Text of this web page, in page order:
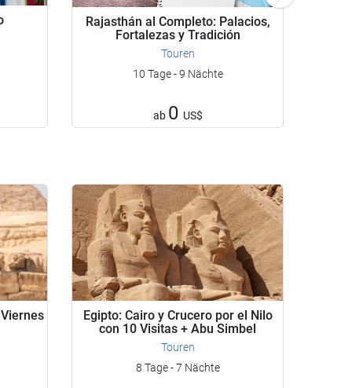
Rajasthán al Completo: Palacios,
Fortalezas y Tradición
Touren
10 Tage - 9 Nächte
ab 0 US$
Egipto: Cairo y Crucero por el Nilo
con 10 Visitas + Abu Simbel
Touren
8 Tage - 7 Nächte